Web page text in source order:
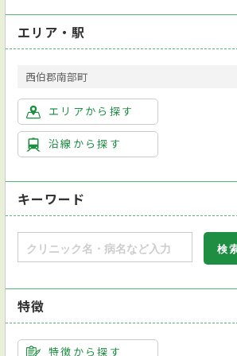
エリア・駅
西伯郡南部町
エリアから探す
沿線から探す
キーワード
特徴
特徴から探す